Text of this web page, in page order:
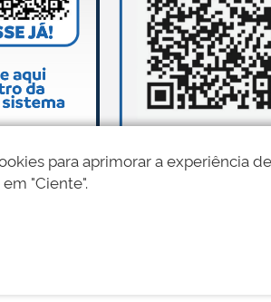
para aprimorar a experiência
"Ciente".